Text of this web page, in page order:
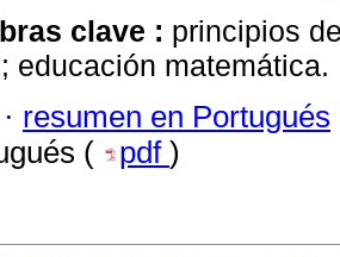
clave : principios
educación matemática.
· resumen en Portugués
(
pdf )